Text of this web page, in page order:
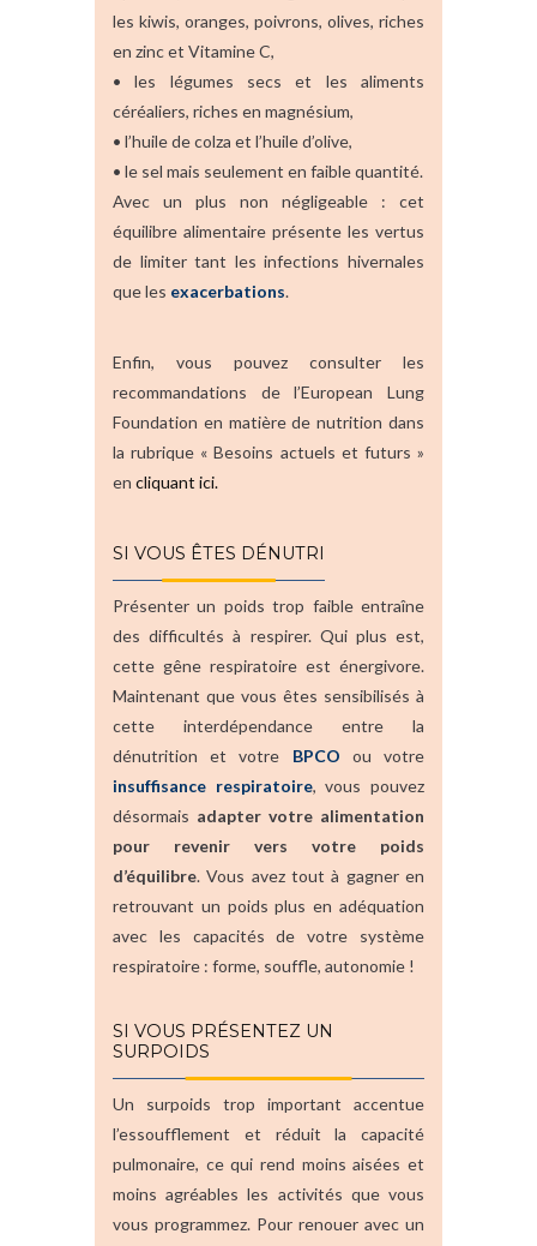
les kiwis, oranges, poivrons, olives, riches
en zinc et Vitamine C,
• les légumes secs et les aliments
céréaliers, riches en magnésium,
• l’huile de colza et l’huile d’olive,
• le sel mais seulement en faible quantité.
Avec un plus non négligeable : cet
équilibre alimentaire présente les vertus
de limiter tant les infections hivernales
que les exacerbations.
Enfin, vous pouvez consulter les
recommandations de l’European Lung
Foundation en matière de nutrition dans
la rubrique « Besoins actuels et futurs »
en cliquant ici.
SI VOUS ÊTES DÉNUTRI
Présenter un poids trop faible entraîne
des difficultés à respirer. Qui plus est,
cette gêne respiratoire est énergivore.
Maintenant que vous êtes sensibilisés à
cette interdépendance entre la
dénutrition et votre BPCO ou votre
insuffisance respiratoire, vous pouvez
désormais adapter votre alimentation
pour revenir vers votre poids
d’équilibre. Vous avez tout à gagner en
retrouvant un poids plus en adéquation
avec les capacités de votre système
respiratoire : forme, souffle, autonomie !
SI VOUS PRÉSENTEZ UN
SURPOIDS
Un surpoids trop important accentue
l’essoufflement et réduit la capacité
pulmonaire, ce qui rend moins aisées et
moins agréables les activités que vous
vous programmez. Pour renouer avec un